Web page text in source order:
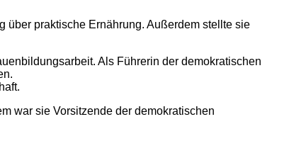
über praktische Ernährung. Außerdem stellte sie
Als Führerin der demokratischen
war sie Vorsitzende der demokratischen